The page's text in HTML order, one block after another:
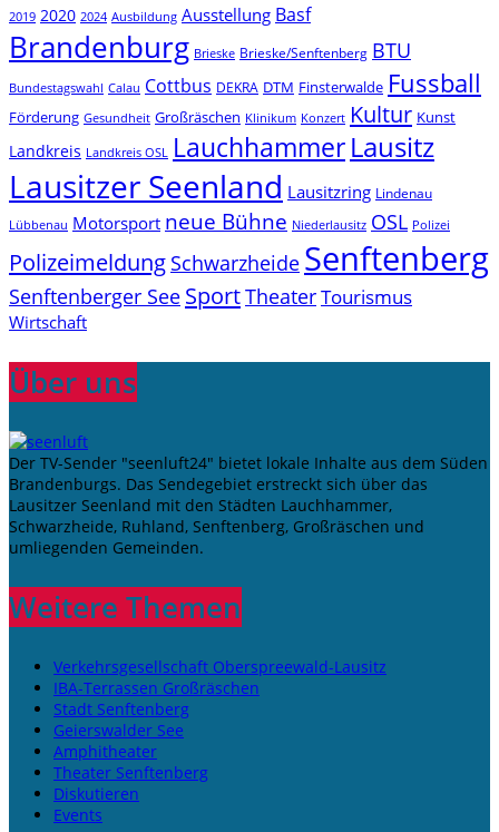
2019 2020 2024 Ausbildung Ausstellung Basf
Brandenburg Brieske Brieske/Senftenberg BTU
Bundestagswahl Calau Cottbus DEKRA DTM Finsterwalde Fussball
Förderung Gesundheit Großräschen Klinikum Konzert Kultur Kunst
Landkreis Landkreis OSL LauchhammerLausitz
Lausitzer Seenland Lausitzring Lindenau
Lübbenau Motorsport neue Bühne Niederlausitz OSL Polizei
Polizeimeldung Schwarzheide Senftenberg
Senftenberger See SportTheaterTourismus
Wirtschaft
Über uns
Der TV-Sender "seenluft24" bietet lokale Inhalte aus dem Süden
Brandenburgs. Das Sendegebiet erstreckt sich über das
Lausitzer Seenland mit den Städten Lauchhammer,
Schwarzheide, Ruhland, Senftenberg, Großräschen und
umliegenden Gemeinden.
Weitere Themen
Verkehrsgesellschaft Oberspreewald-Lausitz
IBA-Terrassen Großräschen
Stadt Senftenberg
Geierswalder See
Amphitheater
Theater Senftenberg
Diskutieren
Events